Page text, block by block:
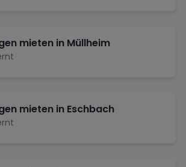
mieten in Müllheim
mieten in Eschbach